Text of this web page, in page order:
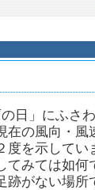
日」にふさ
在の風向・
度を示して
てみては如
跡がない場